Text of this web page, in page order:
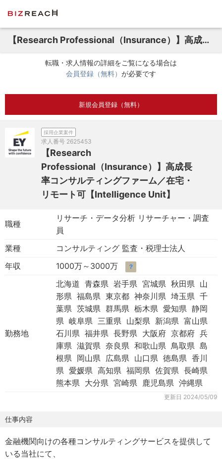
【Research Professional（Insurance）】高成長率コンサルティングファーム／在宅・リモート可【Intelligence Unit】
転職・求人情報の詳細をご覧になる場合は
会員登録（無料） が必要です
新規会員登録（無料）
採用企業案件
求人番号 2625453
【Research
Professional（Insurance）】高成長
率コンサルティングファーム／在宅・
リモート可【Intelligence Unit】
職種
リサーチ・データ分析 リサーチャー・調査
員
業種
コンサルティング 監査・税理士法人
年収
1000万～3000万 ？
勤務地
北海道 青森県 岩手県 宮城県 秋田県 山
形県 福島県 東京都 神奈川県 埼玉県 千
葉県 茨城県 群馬県 栃木県 愛知県 静岡
県 岐阜県 三重県 山梨県 新潟県 富山県
石川県 福井県 長野県 大阪府 京都府 兵
庫県 滋賀県 奈良県 和歌山県 鳥取県 島
根県 岡山県 広島県 山口県 徳島県 香川
県 愛媛県 高知県 福岡県 佐賀県 長崎県
熊本県 大分県 宮崎県 鹿児島県 沖縄県
更新日 2024/05/09
仕事内容
金融機関向けの各種コンサルティングサービスを提供して
いる当社にて、